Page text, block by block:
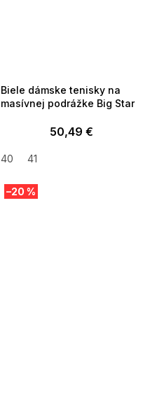
Biele dámske tenisky na
masívnej podrážke Big Star
50,49 €
40 41
–20 %